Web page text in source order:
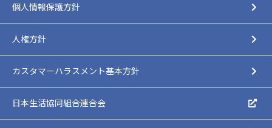
個人情報保護方針
人権方針
カスタマーハラスメント基本方針
日本生活協同組合連合会